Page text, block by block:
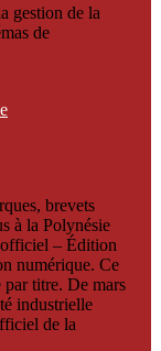
gestion de la
de
brevets
à la Polynésie
officiel – Édition
numérique. Ce
par titre. De mars
industrielle
de la